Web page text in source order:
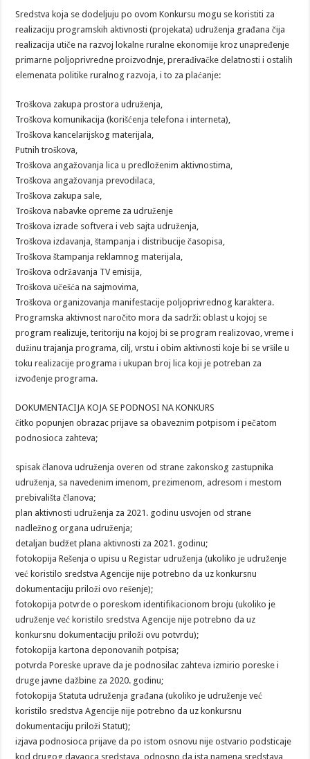
Sredstva koja se dodeljuju po ovom Konkursu mogu se koristiti za
realizaciju programskih aktivnosti (projekata) udruženja građana čija
realizacija utiče na razvoj lokalne ruralne ekonomije kroz unapređenje
primarne poljoprivredne proizvodnje, prerađivačke delatnosti i ostalih
elemenata politike ruralnog razvoja, i to za plaćanje:
Troškova zakupa prostora udruženja,
Troškova komunikacija (korišćenja telefona i interneta),
Troškova kancelarijskog materijala,
Putnih troškova,
Troškova angažovanja lica u predloženim aktivnostima,
Troškova angažovanja prevodilaca,
Troškova zakupa sale,
Troškova nabavke opreme za udruženje
Troškova izrade softvera i veb sajta udruženja,
Troškova izdavanja, štampanja i distribucije časopisa,
Troškova štampanja reklamnog materijala,
Troškova održavanja TV emisija,
Troškova učešća na sajmovima,
Troškova organizovanja manifestacije poljoprivrednog karaktera.
Programska aktivnost naročito mora da sadrži: oblast u kojoj se
program realizuje, teritoriju na kojoj bi se program realizovao, vreme i
dužinu trajanja programa, cilj, vrstu i obim aktivnosti koje bi se vršile u
toku realizacije programa i ukupan broj lica koji je potreban za
izvođenje programa.
DOKUMENTACIJA KOJA SE PODNOSI NA KONKURS
­čitko popunjen obrazac prijave sa obaveznim potpisom i pečatom
podnosioca zahteva;
spisak članova udruženja overen od strane zakonskog zastupnika
udruženja, sa navedenim imenom, prezimenom, adresom i mestom
prebivališta članova;
­plan aktivnosti udruženja za 2021. godinu usvojen od strane
nadležnog organa udruženja;
­detaljan budžet plana aktivnosti za 2021. godinu;
­fotokopija Rešenja o upisu u Registar udruženja (ukoliko je udruženje
već koristilo sredstva Agencije nije potrebno da uz konkursnu
dokumentaciju priloži ovo rešenje);
­fotokopija potvrde o poreskom identifikacionom broju (ukoliko je
udruženje već koristilo sredstva Agencije nije potrebno da uz
konkursnu dokumentaciju priloži ovu potvrdu);
­fotokopija kartona deponovanih potpisa;
­potvrda Poreske uprave da je podnosilac zahteva izmirio poreske i
druge javne dažbine za 2020. godinu;
­fotokopija Statuta udruženja građana (ukoliko je udruženje već
koristilo sredstva Agencije nije potrebno da uz konkursnu
dokumentaciju priloži Statut);
izjava podnosioca prijave da po istom osnovu nije ostvario podsticaje
kod drugog davaoca sredstava, odnosno da ista namena sredstava